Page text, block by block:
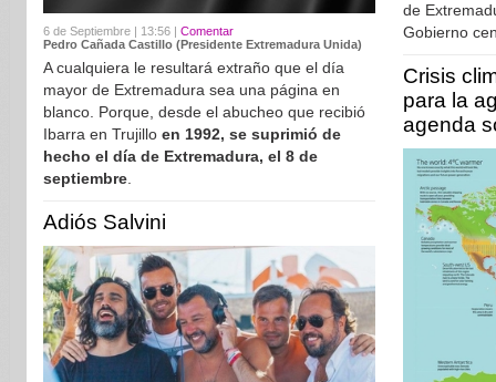
6 de Septiembre | 13:56 | Comentar
Pedro Cañada Castillo (Presidente Extremadura Unida)
A cualquiera le resultará extraño que el día
mayor de Extremadura sea una página en
blanco. Porque, desde el abucheo que recibió
Ibarra en Trujillo en 1992, se suprimió de
hecho el día de Extremadura, el 8 de
septiembre.
Adiós Salvini
de
Gobierno
Crisis
para la
agenda